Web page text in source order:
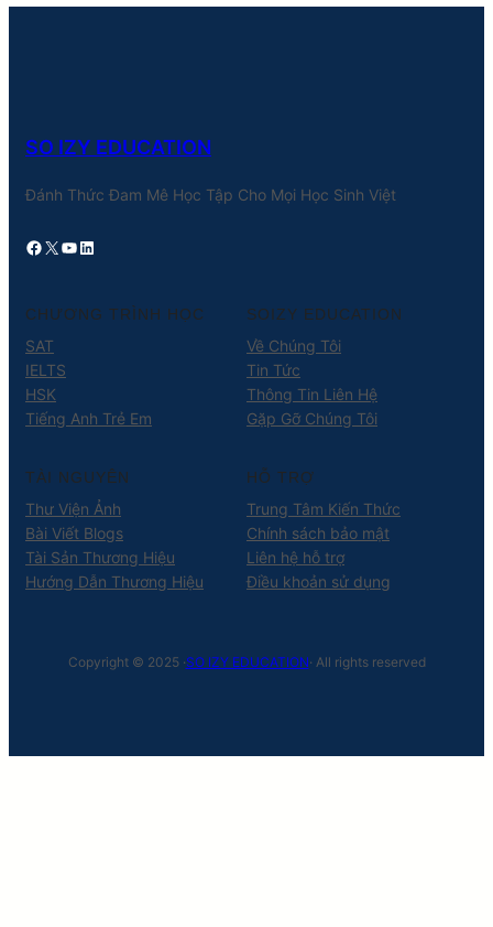
SO IZY EDUCATION
Đánh Thức Đam Mê Học Tập Cho Mọi Học Sinh Việt
Facebook X YouTube LinkedIn
CHƯƠNG TRÌNH HỌC
SAT
IELTS
HSK
Tiếng Anh Trẻ Em
SOIZY EDUCATION
Về Chúng Tôi
Tin Tức
Thông Tin Liên Hệ
Gặp Gỡ Chúng Tôi
TÀI NGUYÊN
Thư Viện Ảnh
Bài Viết Blogs
Tài Sản Thương Hiệu
Hướng Dẫn Thương Hiệu
HỖ TRỢ
Trung Tâm Kiến Thức
Chính sách bảo mật
Liên hệ hỗ trợ
Điều khoản sử dụng
Copyright © 2025 ·SO IZY EDUCATION· All rights reserved